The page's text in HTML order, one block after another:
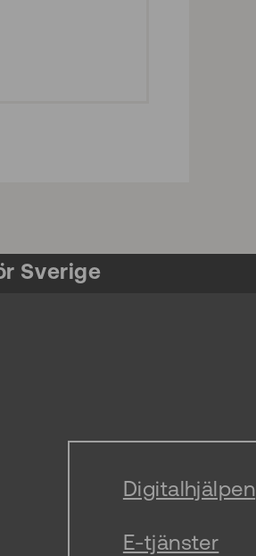
Sverige
Digitalhjälpen
E-tjänster